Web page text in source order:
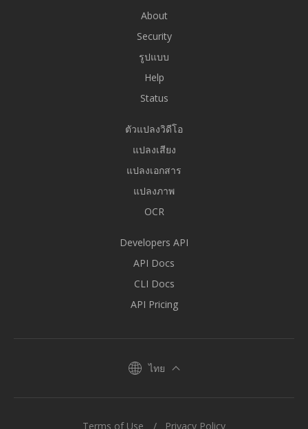
About
Security
รูปแบบ
Help
Status
ตัวแปลงวิดีโอ
แปลงเสียง
แปลงเอกสาร
แปลงภาพ
OCR
Developers API
API Docs
CLI Docs
API Pricing
ไทย
Terms of Use Privacy Policy